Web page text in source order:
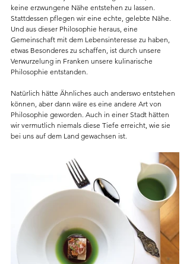
keine erzwungene Nähe entstehen zu lassen.
Stattdessen pflegen wir eine echte, gelebte Nähe.
Und aus dieser Philosophie heraus, eine
Gemeinschaft mit dem Lebensinteresse zu haben,
etwas Besonderes zu schaffen, ist durch unsere
Verwurzelung in Franken unsere kulinarische
Philosophie entstanden.
Natürlich hätte Ähnliches auch anderswo entstehen
können, aber dann wäre es eine andere Art von
Philosophie geworden. Auch in einer Stadt hätten
wir vermutlich niemals diese Tiefe erreicht, wie sie
bei uns auf dem Land gewachsen ist.